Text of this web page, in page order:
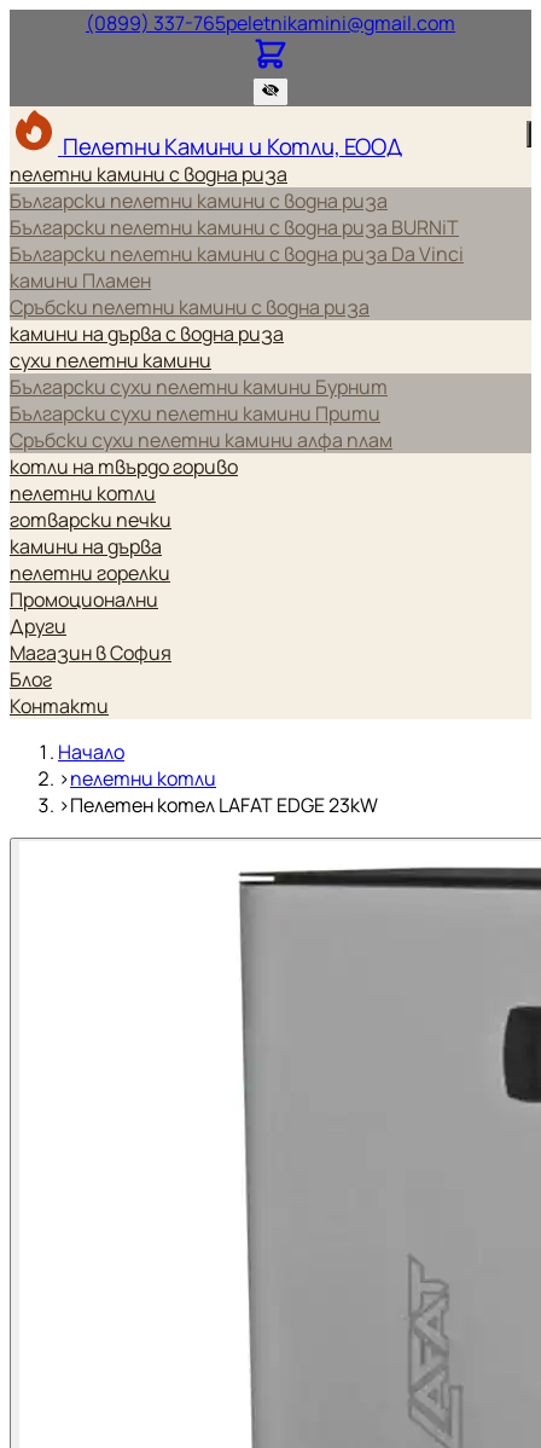
(0899) 337-765Нашият телефонен номер.
peletnikamini@gmail.com
Пелетни Камини и Котли, ЕООД
пелетни камини с водна риза
Български пелетни камини с водна риза
Български пелетни камини с водна риза BURNiT
Български пелетни камини с водна риза Da Vinci
камини Пламен
Сръбски пелетни камини с водна риза
камини на дърва с водна риза
сухи пелетни камини
Български сухи пелетни камини Бурнит
Български сухи пелетни камини Прити
Сръбски сухи пелетни камини алфа плам
котли на твърдо гориво
пелетни котли
готварски печки
камини на дърва
пелетни горелки
Промоционални
Други
Магазин в София
Блог
Контакти
Начало
›пелетни котли
›Пелетен котел LAFAT EDGE 23kW